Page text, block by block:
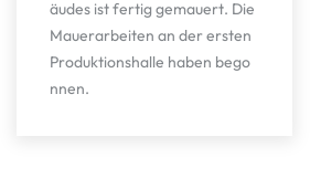
äudes ist fertig gemauert. Die
Mauerarbeiten an der ersten
Produktionshalle haben bego
nnen.